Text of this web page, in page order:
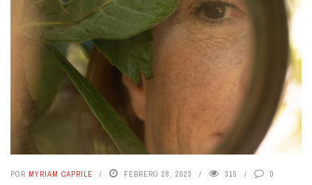
POR MYRIAM CAPRILE FEBRERO 28, 2023 315 0